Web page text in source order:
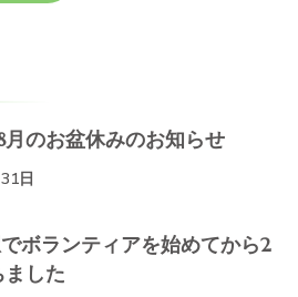
のお盆休みのお知らせ
日
でボランティアを始めてから2
した